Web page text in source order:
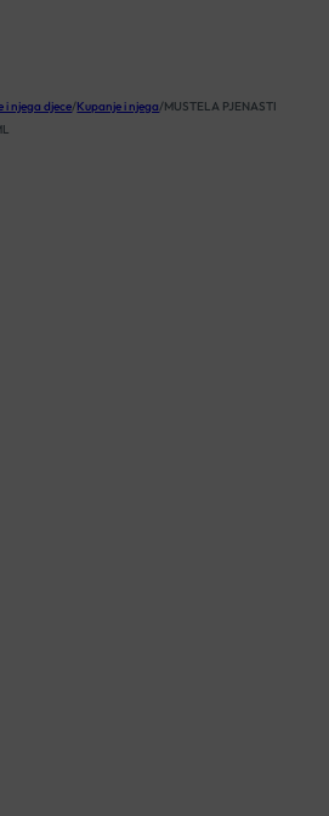
i njega djece/Kupanje i njega/MUSTELA PJENASTI